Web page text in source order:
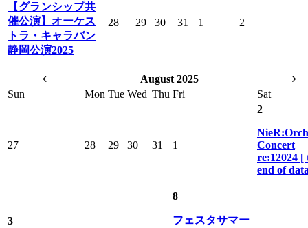
【グランシップ共
催公演】オーケス
トラ・キャラバン
静岡公演2025
28 29 30 31 1 2
August 2025
Sun
Mon Tue Wed Thu Fri Sat
27 28 29 30 31 1
2
Concert
re:12024 [
end of
3
8
フェスタサマー